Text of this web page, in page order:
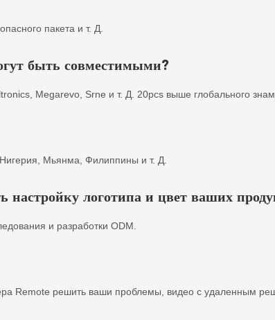
пакета и т. Д.
быть совместимыми?
Megarevo, Srne и т. Д. 20pcs выше глобального
Мьянма, Филиппины и т. Д.
логотипа и цвет ваших
и разработки ODM.
Remote решить ваши проблемы, видео с удаленным